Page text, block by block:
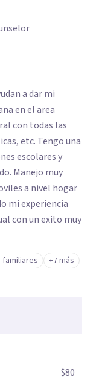
a dar mi
en el area
con todas las
etc. Tengo una
escolares y
Manejo muy
a nivel hogar
mi experiencia
con un exito muy
+7 más
$80